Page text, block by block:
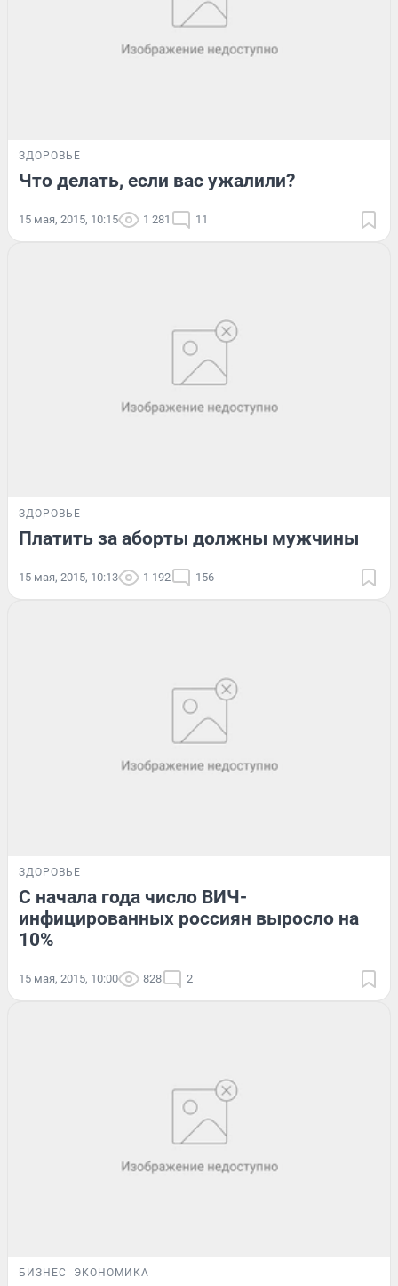
ЗДОРОВЬЕ
Что делать, если вас ужалили?
15 мая, 2015, 10:15 1 281 11
ЗДОРОВЬЕ
Платить за аборты должны мужчины
15 мая, 2015, 10:13 1 192 156
ЗДОРОВЬЕ
С начала года число ВИЧ-
инфицированных россиян выросло на
10%
15 мая, 2015, 10:00 828 2
БИЗНЕС ЭКОНОМИКА